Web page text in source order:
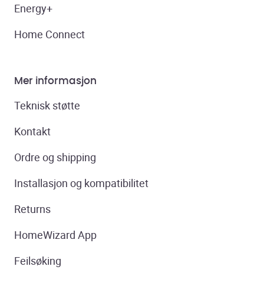
Energy+
Home Connect
Mer informasjon
Teknisk støtte
Kontakt
Ordre og shipping
Installasjon og kompatibilitet
Returns
HomeWizard App
Feilsøking